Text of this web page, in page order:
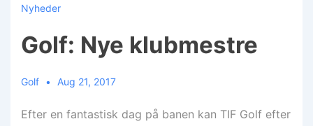
Nyheder
Golf: Nye klubmestre
Golf Aug 21, 2017
Efter en fantastisk dag på banen kan TIF Golf efter